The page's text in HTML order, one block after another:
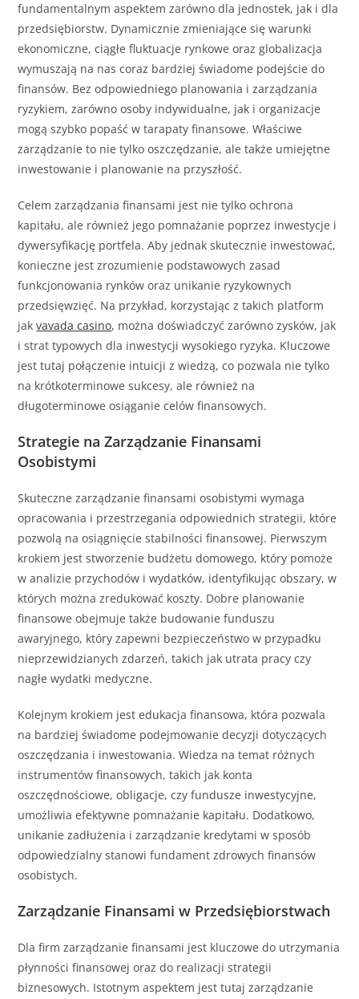
fundamentalnym aspektem zarówno dla jednostek, jak i dla
przedsiębiorstw. Dynamicznie zmieniające się warunki
ekonomiczne, ciągłe fluktuacje rynkowe oraz globalizacja
wymuszają na nas coraz bardziej świadome podejście do
finansów. Bez odpowiedniego planowania i zarządzania
ryzykiem, zarówno osoby indywidualne, jak i organizacje
mogą szybko popaść w tarapaty finansowe. Właściwe
zarządzanie to nie tylko oszczędzanie, ale także umiejętne
inwestowanie i planowanie na przyszłość.
Celem zarządzania finansami jest nie tylko ochrona
kapitału, ale również jego pomnażanie poprzez inwestycje i
dywersyfikację portfela. Aby jednak skutecznie inwestować,
konieczne jest zrozumienie podstawowych zasad
funkcjonowania rynków oraz unikanie ryzykownych
przedsięwzięć. Na przykład, korzystając z takich platform
jakvavada casino, można doświadczyć zarówno zysków, jak
i strat typowych dla inwestycji wysokiego ryzyka. Kluczowe
jest tutaj połączenie intuicji z wiedzą, co pozwala nie tylko
na krótkoterminowe sukcesy, ale również na
długoterminowe osiąganie celów finansowych.
Strategie na Zarządzanie Finansami
Osobistymi
Skuteczne zarządzanie finansami osobistymi wymaga
opracowania i przestrzegania odpowiednich strategii, które
pozwolą na osiągnięcie stabilności finansowej. Pierwszym
krokiem jest stworzenie budżetu domowego, który pomoże
w analizie przychodów i wydatków, identyfikując obszary, w
których można zredukować koszty. Dobre planowanie
finansowe obejmuje także budowanie funduszu
awaryjnego, który zapewni bezpieczeństwo w przypadku
nieprzewidzianych zdarzeń, takich jak utrata pracy czy
nagłe wydatki medyczne.
Kolejnym krokiem jest edukacja finansowa, która pozwala
na bardziej świadome podejmowanie decyzji dotyczących
oszczędzania i inwestowania. Wiedza na temat różnych
instrumentów finansowych, takich jak konta
oszczędnościowe, obligacje, czy fundusze inwestycyjne,
umożliwia efektywne pomnażanie kapitału. Dodatkowo,
unikanie zadłużenia i zarządzanie kredytami w sposób
odpowiedzialny stanowi fundament zdrowych finansów
osobistych.
Zarządzanie Finansami w Przedsiębiorstwach
Dla firm zarządzanie finansami jest kluczowe do utrzymania
płynności finansowej oraz do realizacji strategii
biznesowych. Istotnym aspektem jest tutaj zarządzanie